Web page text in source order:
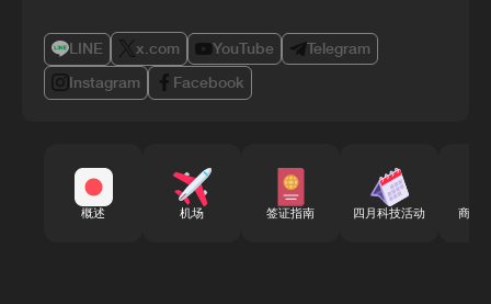
LINE x.com YouTube
Telegram
Instagram
Facebook
概述 机场 签证指南 四月科技活动 商务